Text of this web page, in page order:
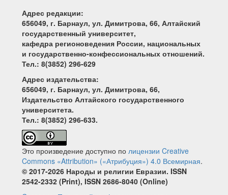
Адрес редакции:
656049, г. Барнаул, ул. Димитрова, 66, Алтайский
государственный университет,
кафедра регионоведения России, национальных
и государственно-конфессиональных отношений.
Тел.: 8(3852) 296-629
Адрес издательства:
656049, г. Барнаул, ул. Димитрова, 66,
Издательство Алтайского государственного
университета.
Тел.: 8(3852) 296-633.
Это произведение доступно по лицензии Creative
Commons «Attribution» («Атрибуция») 4.0 Всемирная.
© 2017-2026 Народы и религии Евразии. ISSN
2542-2332 (Print), ISSN 2686-8040 (Online)